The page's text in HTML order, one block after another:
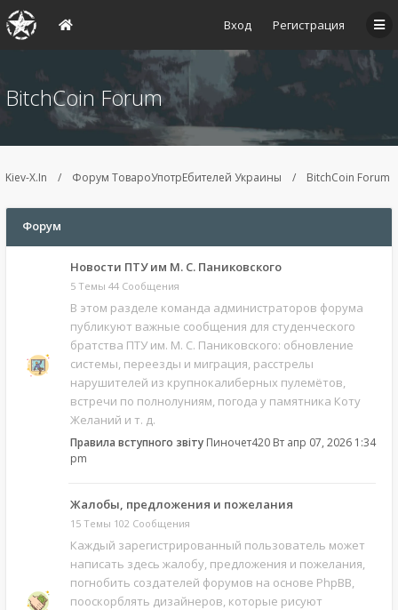
Вход Регистрация
BitchCoin Forum
Kiev-X.In Форум ТовароУпотрЕбителей Украины BitchCoin Forum
Форум
Новости ПТУ им М. С. Паниковского
5 Темы 44 Сообщения
В этом разделе команда администраторов форума
публикуют важные сообщения для студенческого
братства ПТУ им. М. С. Паниковского: обновление
системы, переезды и миграция, расстрелы
нарушителей из крупнокалиберных пулемётов,
встречи по полнолуниям, погода у памятника Коту
Желаний и т. д.
Правила вступного звіту Пиночет420 Вт апр 07, 2026 1:34
pm
Жалобы, предложения и пожелания
15 Темы 102 Сообщения
Каждый зарегистрированный пользователь может
написать здесь жалобу, предложения и пожелания,
погнобить создателей форумов на основе PhpBB,
пооскорблять дизайнеров, которые рисуют